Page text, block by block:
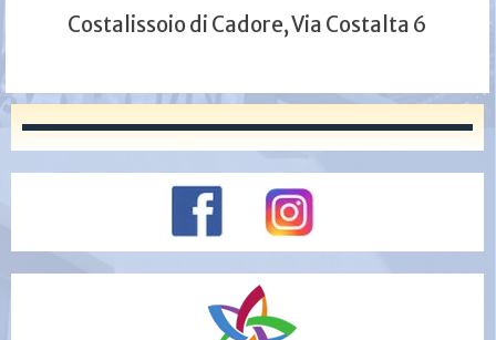
Costalissoio di Cadore, Via Costalta 6
3 - La targa...